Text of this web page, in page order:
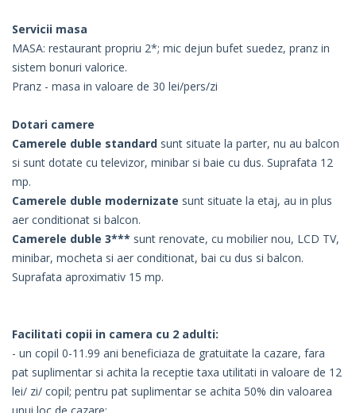
Servicii masa
MASA: restaurant propriu 2*; mic dejun bufet suedez, pranz in
sistem bonuri valorice.
Pranz - masa in valoare de 30 lei/pers/zi
Dotari camere
Camerele duble standard sunt situate la parter, nu au balcon
si sunt dotate cu televizor, minibar si baie cu dus. Suprafata 12
mp.
Camerele duble modernizate sunt situate la etaj, au in plus
aer conditionat si balcon.
Camerele duble 3*** sunt renovate, cu mobilier nou, LCD TV,
minibar, mocheta si aer conditionat, bai cu dus si balcon.
Suprafata aproximativ 15 mp.
Facilitati copii in camera cu 2 adulti:
- un copil 0-11.99 ani beneficiaza de gratuitate la cazare, fara
pat suplimentar si achita la receptie taxa utilitati in valoare de 12
lei/ zi/ copil; pentru pat suplimentar se achita 50% din valoarea